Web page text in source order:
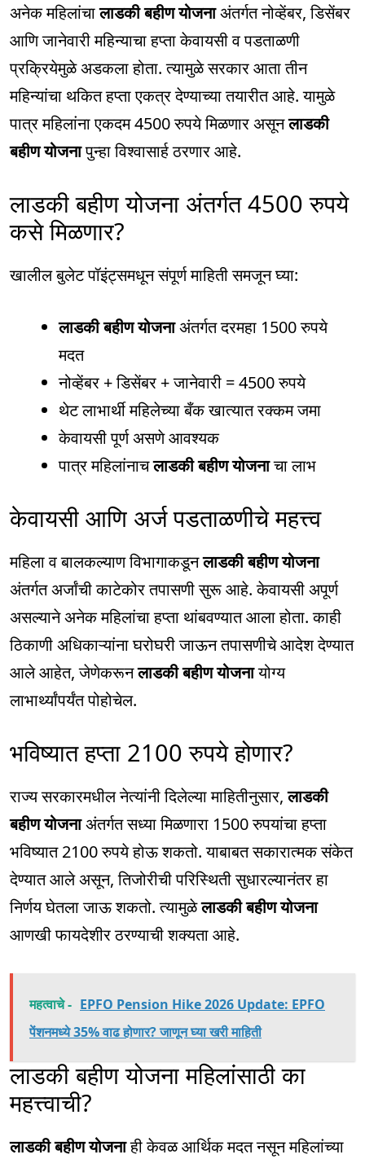
अनेक महिलांचालाडकी बहीण योजनाअंतर्गत नोव्हेंबर, डिसेंबर
आणि जानेवारी महिन्याचा हप्ता केवायसी व पडताळणी
प्रक्रियेमुळे अडकला होता. त्यामुळे सरकार आता तीन
महिन्यांचा थकित हप्ता एकत्र देण्याच्या तयारीत आहे. यामुळे
पात्र महिलांना एकदम 4500 रुपये मिळणार असूनलाडकी
बहीण योजनापुन्हा विश्वासार्ह ठरणार आहे.
लाडकी बहीण योजना अंतर्गत 4500 रुपये
कसे मिळणार?
खालील बुलेट पॉइंट्समधून संपूर्ण माहिती समजून घ्या:
लाडकी बहीण योजनाअंतर्गत दरमहा 1500 रुपये
मदत
नोव्हेंबर + डिसेंबर + जानेवारी = 4500 रुपये
थेट लाभार्थी महिलेच्या बँक खात्यात रक्कम जमा
केवायसी पूर्ण असणे आवश्यक
पात्र महिलांनाचलाडकी बहीण योजनाचा लाभ
केवायसी आणि अर्ज पडताळणीचे महत्त्व
महिला व बालकल्याण विभागाकडूनलाडकी बहीण योजना
अंतर्गत अर्जांची काटेकोर तपासणी सुरू आहे. केवायसी अपूर्ण
असल्याने अनेक महिलांचा हप्ता थांबवण्यात आला होता. काही
ठिकाणी अधिकाऱ्यांना घरोघरी जाऊन तपासणीचे आदेश देण्यात
आले आहेत, जेणेकरूनलाडकी बहीण योजनायोग्य
लाभार्थ्यांपर्यंत पोहोचेल.
भविष्यात हप्ता 2100 रुपये होणार?
राज्य सरकारमधील नेत्यांनी दिलेल्या माहितीनुसार,लाडकी
बहीण योजनाअंतर्गत सध्या मिळणारा 1500 रुपयांचा हप्ता
भविष्यात 2100 रुपये होऊ शकतो. याबाबत सकारात्मक संकेत
देण्यात आले असून, तिजोरीची परिस्थिती सुधारल्यानंतर हा
निर्णय घेतला जाऊ शकतो. त्यामुळेलाडकी बहीण योजना
आणखी फायदेशीर ठरण्याची शक्यता आहे.
महत्वाचे - EPFO Pension Hike 2026 Update: EPFO
पेंशनमध्ये 35% वाढ होणार? जाणून घ्या खरी माहिती
लाडकी बहीण योजना महिलांसाठी का
महत्त्वाची?
लाडकी बहीण योजनाही केवळ आर्थिक मदत नसून महिलांच्या